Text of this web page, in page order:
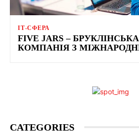
ІТ-СФЕРА
FIVE JARS –
КОМПАНІЯ З
CATEGORIES